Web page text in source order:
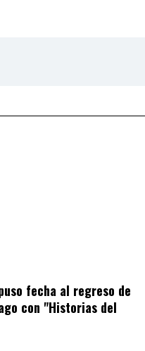
fecha al regreso de
con "Historias del